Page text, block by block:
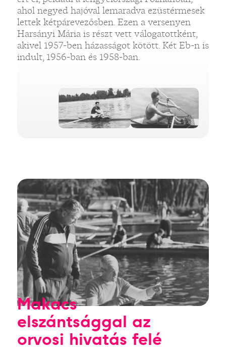
ahol negyed hajóval lemaradva ezüstérmesek
lettek kétpárevezősben. Ezen a versenyen
Harsányi Mária is részt vett válogatottként,
akivel 1957-ben házasságot kötött. Két Eb-n is
indult, 1956-ban és 1958-ban.
Makacs
elszántsággal az
orvosi hivatás felé